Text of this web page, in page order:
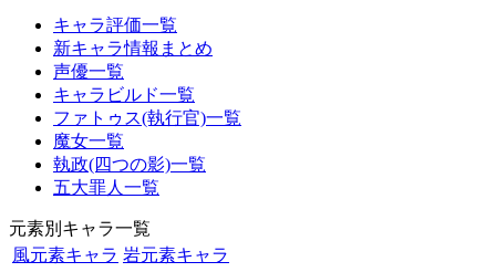
キャラ評価一覧
新キャラ情報まとめ
声優一覧
キャラビルド一覧
ファトゥス(執行官)一覧
魔女一覧
執政(四つの影)一覧
五大罪人一覧
元素別キャラ一覧
風元素キャラ 岩元素キャラ